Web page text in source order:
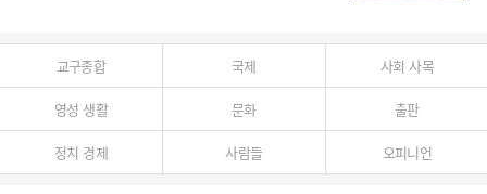
교구종합 국제 사회 사목
영성 생활 문화 출판
정치 경제 사람들 오피니언